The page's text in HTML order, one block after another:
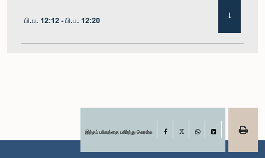
பி.ப. 12:12 - பி.ப. 12:20
பி.ப. 1:00 - பி.ப. 1:07இந்தப் பக்கத்தை பகிர்ந்து கொள்க Facebook
LinkedIn